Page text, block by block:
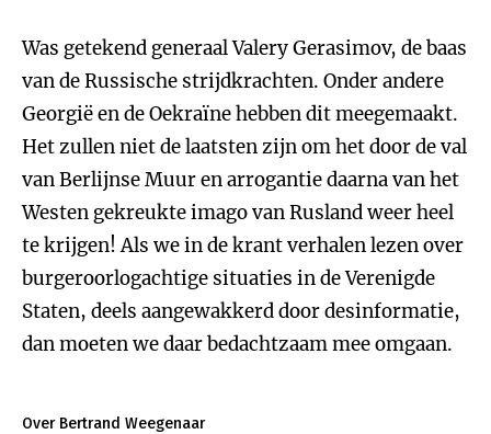
Was getekend generaal Valery Gerasimov, de baas
van de Russische strijdkrachten. Onder andere
Georgië en de Oekraïne hebben dit meegemaakt.
Het zullen niet de laatsten zijn om het door de val
van Berlijnse Muur en arrogantie daarna van het
Westen gekreukte imago van Rusland weer heel
te krijgen! Als we in de krant verhalen lezen over
burgeroorlogachtige situaties in de Verenigde
Staten, deels aangewakkerd door desinformatie,
dan moeten we daar bedachtzaam mee omgaan.
Over Bertrand Weegenaar